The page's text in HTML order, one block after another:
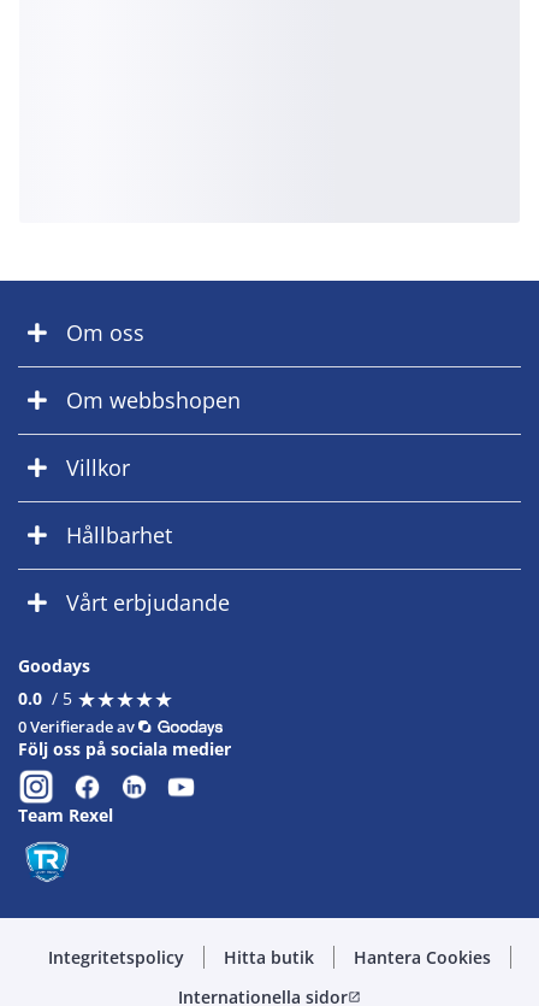
Om oss
Om webbshopen
Villkor
Hållbarhet
Vårt erbjudande
Goodays
0.0 / 5 ★★★★★
★★★★★
0 Verifierade av
Följ oss på sociala medier
Team Rexel
Integritetspolicy Hitta butik
Hantera Cookies
Internationella sidoropen_in_new